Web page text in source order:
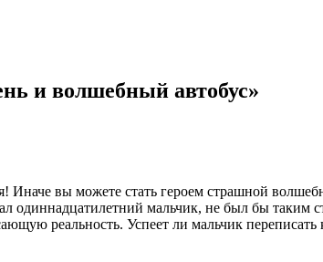
и волшебный автобус»
вы можете стать героем страшной
одиннадцатилетний мальчик, не был бы таким
реальность. Успеет ли мальчик